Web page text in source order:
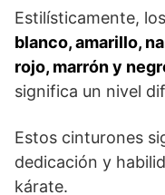
Estilísticamente,
blanco, amarillo,
rojo, marrón y
significa un nivel
Estos cinturones
dedicación y
kárate.